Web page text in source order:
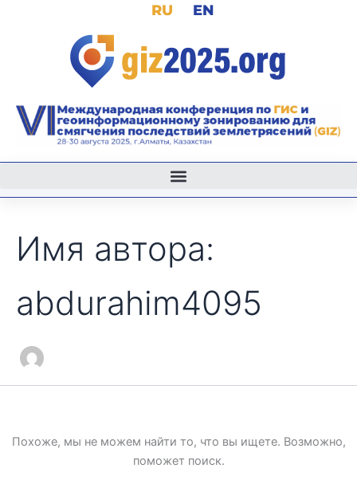
содержимому
RU EN
Имя автора:
abdurahim4095
Похоже, мы не можем найти то, что вы ищете. Возможно,
поможет поиск.